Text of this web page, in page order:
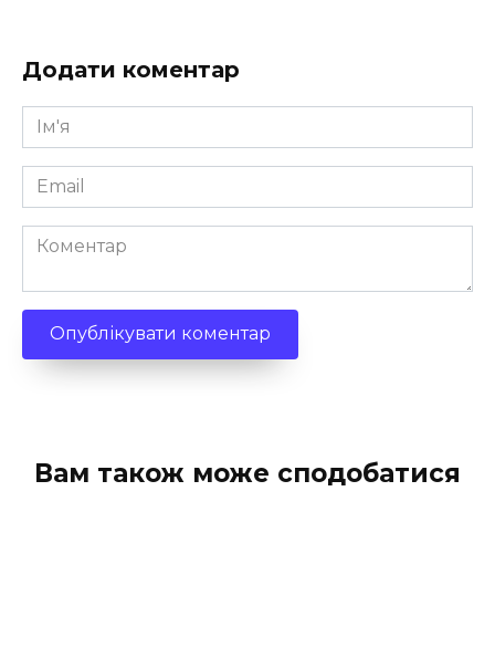
Додати коментар
Ім'я
*
Email
*
Коментар
Вам також може сподобатися